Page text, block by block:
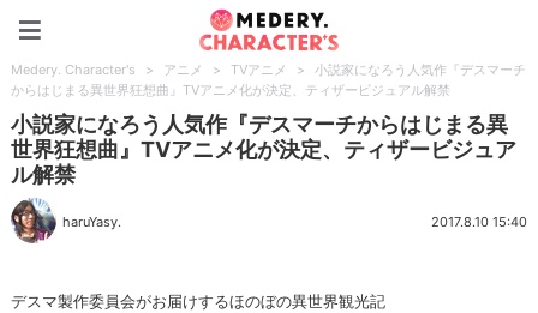
Medery. Character's > アニメ > TVアニメ >
小説家になろう人気作『デスマーチ
からはじまる異世界狂想曲』TVアニメ化が決定、ティザービジュアル解禁
小説家になろう人気作『デスマーチからはじまる異
世界狂想曲』TVアニメ化が決定、ティザービジュア
ル解禁
haruYasy. 2017.8.10 15:40
デスマ製作委員会がお届けするほのぼの異世界観光記